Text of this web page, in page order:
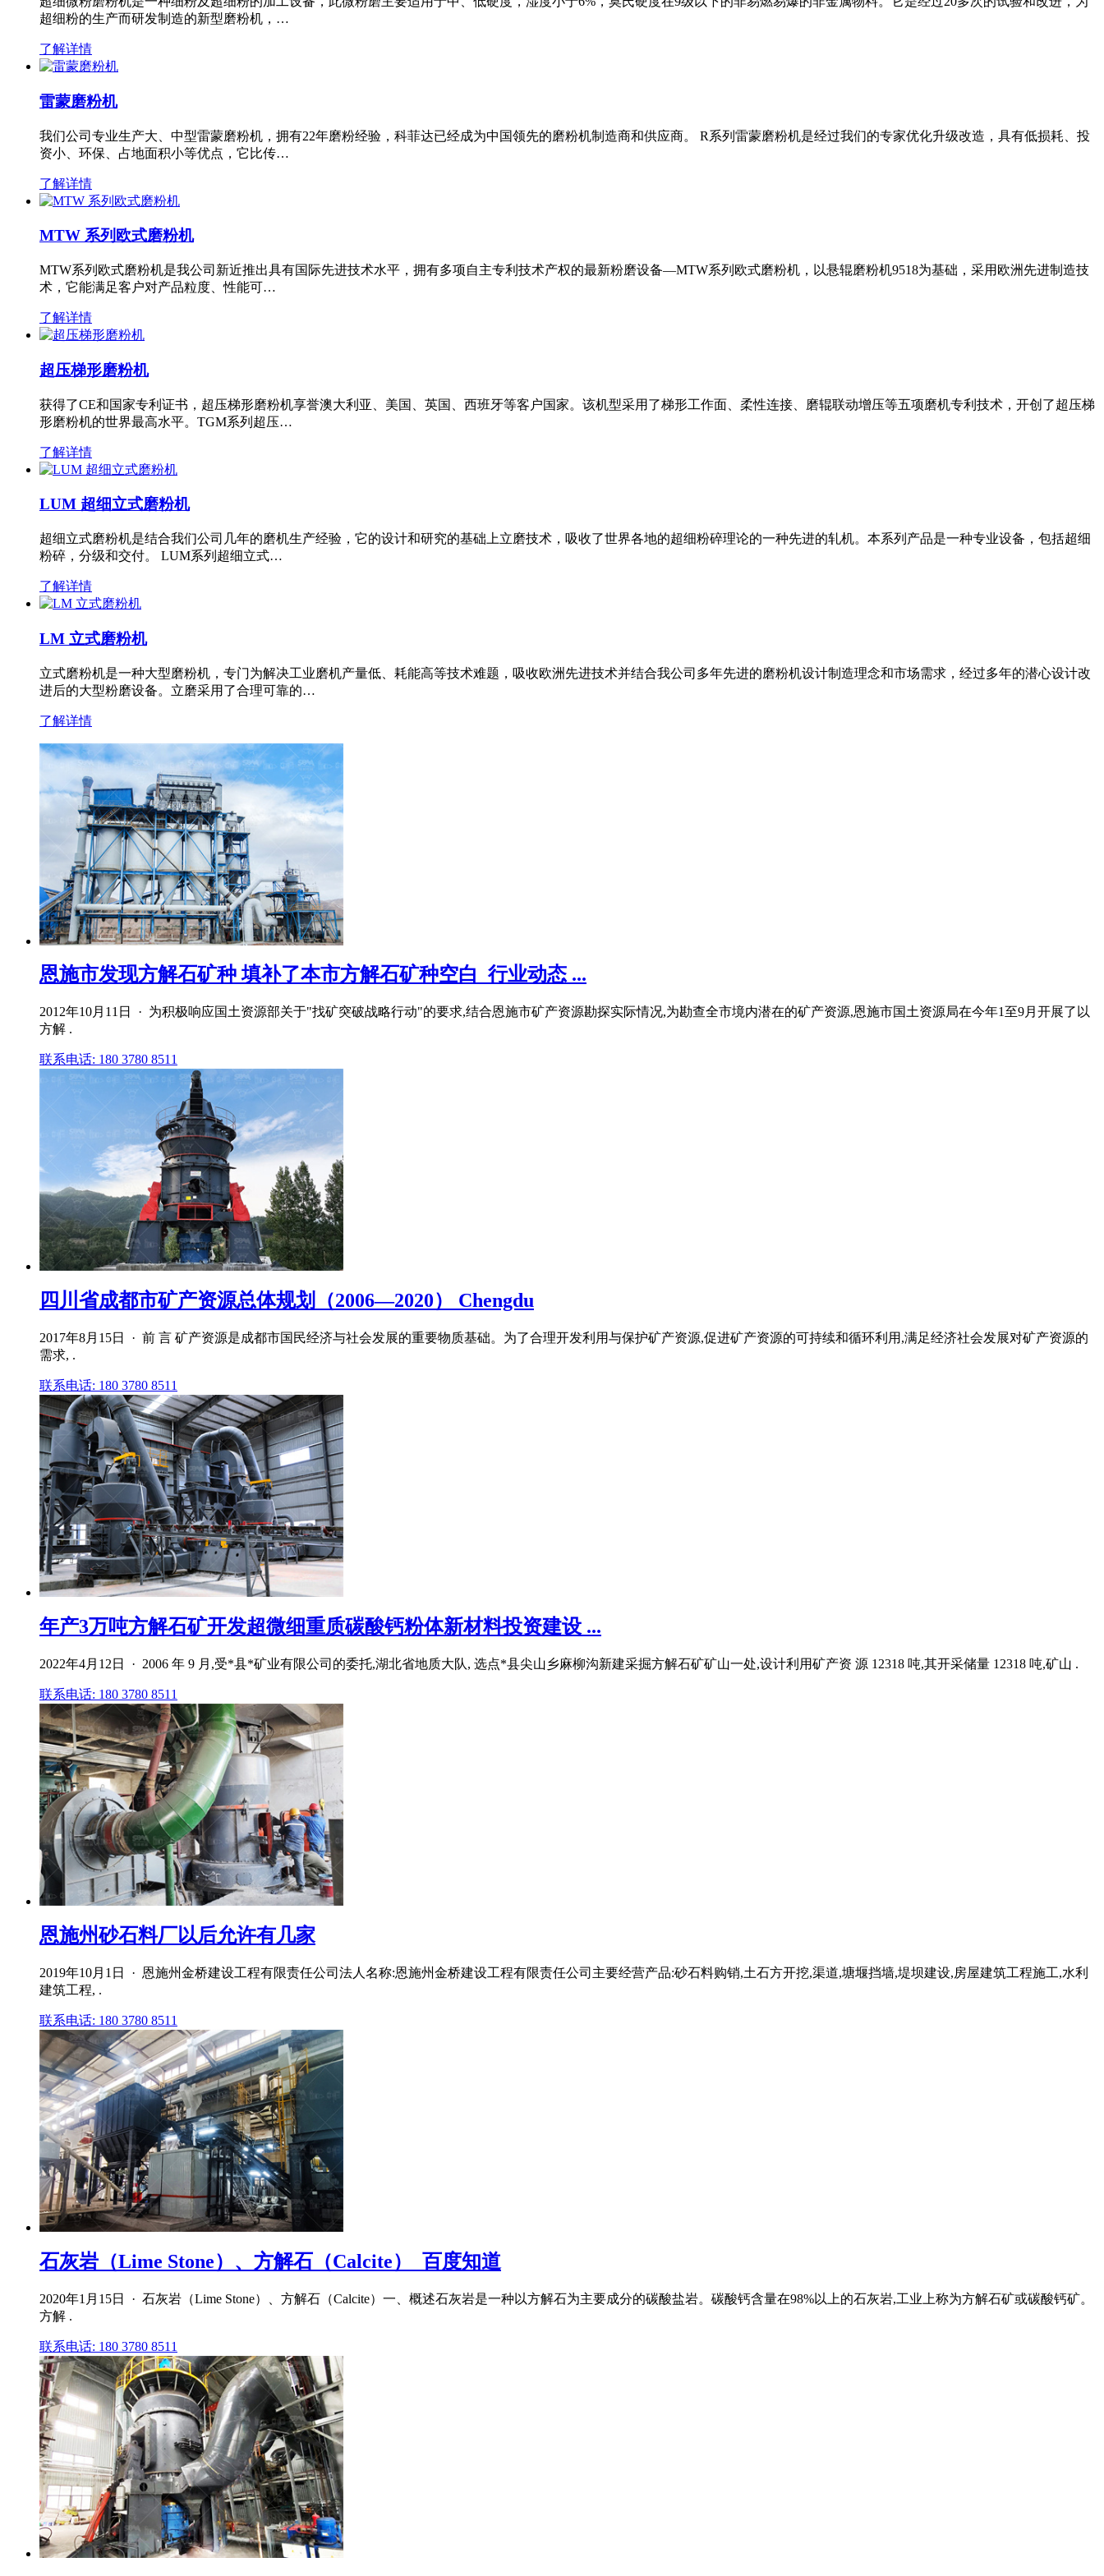
超细粉的生产而研发制造的新型磨粉机，…
了解详情
雷蒙磨粉机
我们公司专业生产大、中型雷蒙磨粉机，拥有22年磨粉经验，科菲达已经成为中国领先的磨粉机制造商和供应商。 R系列雷蒙磨粉机是经过我们的专家优化升级改造，具有低损耗、投
资小、环保、占地面积小等优点，它比传…
了解详情
MTW 系列欧式磨粉机
MTW系列欧式磨粉机是我公司新近推出具有国际先进技术水平，拥有多项自主专利技术产权的最新粉磨设备—MTW系列欧式磨粉机，以悬辊磨粉机9518为基础，采用欧洲先进制造技
术，它能满足客户对产品粒度、性能可…
了解详情
超压梯形磨粉机
获得了CE和国家专利证书，超压梯形磨粉机享誉澳大利亚、美国、英国、西班牙等客户国家。该机型采用了梯形工作面、柔性连接、磨辊联动增压等五项磨机专利技术，开创了超压梯
形磨粉机的世界最高水平。TGM系列超压…
了解详情
LUM 超细立式磨粉机
超细立式磨粉机是结合我们公司几年的磨机生产经验，它的设计和研究的基础上立磨技术，吸收了世界各地的超细粉碎理论的一种先进的轧机。本系列产品是一种专业设备，包括超细
粉碎，分级和交付。 LUM系列超细立式…
了解详情
LM 立式磨粉机
立式磨粉机是一种大型磨粉机，专门为解决工业磨机产量低、耗能高等技术难题，吸收欧洲先进技术并结合我公司多年先进的磨粉机设计制造理念和市场需求，经过多年的潜心设计改
进后的大型粉磨设备。立磨采用了合理可靠的…
了解详情
恩施市发现方解石矿种 填补了本市方解石矿种空白_行业动态 ...
2012年10月11日 · 为积极响应国土资源部关于"找矿突破战略行动"的要求,结合恩施市矿产资源勘探实际情况,为勘查全市境内潜在的矿产资源,恩施市国土资源局在今年1至9月开展了以
方解 .
联系电话: 180 3780 8511
四川省成都市矿产资源总体规划（2006—2020） Chengdu
2017年8月15日 · 前 言 矿产资源是成都市国民经济与社会发展的重要物质基础。为了合理开发利用与保护矿产资源,促进矿产资源的可持续和循环利用,满足经济社会发展对矿产资源的
需求, .
联系电话: 180 3780 8511
年产3万吨方解石矿开发超微细重质碳酸钙粉体新材料投资建设 ...
2022年4月12日 · 2006 年 9 月,受*县*矿业有限公司的委托,湖北省地质大队, 选点*县尖山乡麻柳沟新建采掘方解石矿矿山一处,设计利用矿产资 源 12318 吨,其开采储量 12318 吨,矿山 .
联系电话: 180 3780 8511
恩施州砂石料厂以后允许有几家
2019年10月1日 · 恩施州金桥建设工程有限责任公司法人名称:恩施州金桥建设工程有限责任公司主要经营产品:砂石料购销,土石方开挖,渠道,塘堰挡墙,堤坝建设,房屋建筑工程施工,水利
建筑工程, .
联系电话: 180 3780 8511
石灰岩（Lime Stone）、方解石（Calcite）_百度知道
2020年1月15日 · 石灰岩（Lime Stone）、方解石（Calcite）一、概述石灰岩是一种以方解石为主要成分的碳酸盐岩。碳酸钙含量在98%以上的石灰岩,工业上称为方解石矿或碳酸钙矿。
方解 .
联系电话: 180 3780 8511